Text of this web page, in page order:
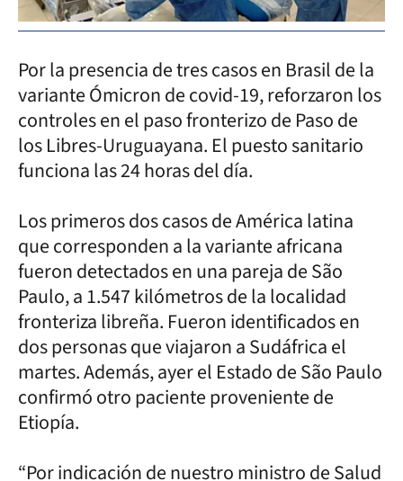
Por la presencia de tres casos en Brasil de la
variante Ómicron de covid-19, reforzaron los
controles en el paso fronterizo de Paso de
los Libres-Uruguayana. El puesto sanitario
funciona las 24 horas del día.
Los primeros dos casos de América latina
que corresponden a la variante africana
fueron detectados en una pareja de São
Paulo, a 1.547 kilómetros de la localidad
fronteriza libreña. Fueron identificados en
dos personas que viajaron a Sudáfrica el
martes. Además, ayer el Estado de São Paulo
confirmó otro paciente proveniente de
Etiopía.
“Por indicación de nuestro ministro de Salud